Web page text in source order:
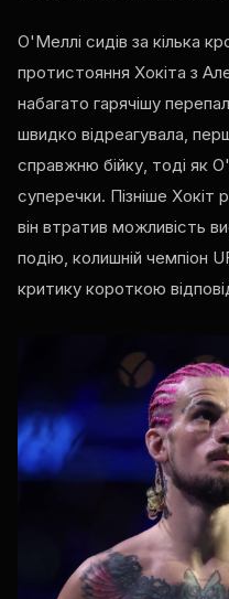
О'Меллі сидів за кілька
протистояння Хокіта з
набагато гарячішу
швидко відреагувала,
справжню бійку, тоді як
суперечки. Пізніше Хокіт
він втратив можливість
подію, колишній чемпіон
критику короткою